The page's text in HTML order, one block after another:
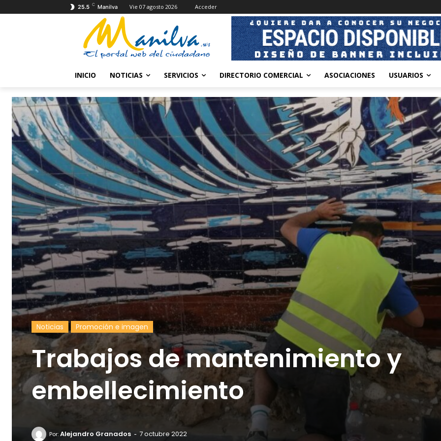
25.5 C Manilva Vie 07 agosto 2026 Acceder
INICIO NOTICIAS SERVICIOS DIRECTORIO COMERCIAL ASOCIACIONES USUARIOS
Noticias Promoción e imagen
Trabajos de mantenimiento y
embellecimiento
Por:Alejandro Granados - 7 octubre 2022